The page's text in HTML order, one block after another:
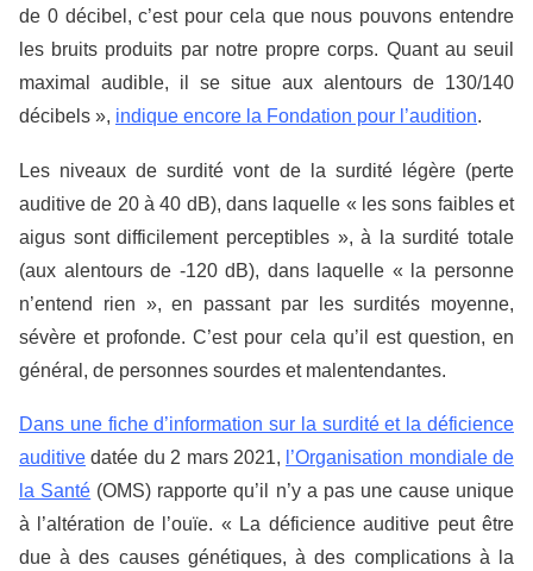
de 0 décibel, c’est pour cela que nous pouvons entendre
les bruits produits par notre propre corps. Quant au seuil
maximal audible, il se situe aux alentours de 130/140
décibels », indique encore la Fondation pour l’audition.
Les niveaux de surdité vont de la surdité légère (perte
auditive de 20 à 40 dB), dans laquelle « les sons faibles et
aigus sont difficilement perceptibles », à la surdité totale
(aux alentours de -120 dB), dans laquelle « la personne
n’entend rien », en passant par les surdités moyenne,
sévère et profonde. C’est pour cela qu’il est question, en
général, de personnes sourdes et malentendantes.
Dans une fiche d’information sur la surdité et la déficience
auditive datée du 2 mars 2021, l’Organisation mondiale de
la Santé (OMS) rapporte qu’il n’y a pas une cause unique
à l’altération de l’ouïe. « La déficience auditive peut être
due à des causes génétiques, à des complications à la